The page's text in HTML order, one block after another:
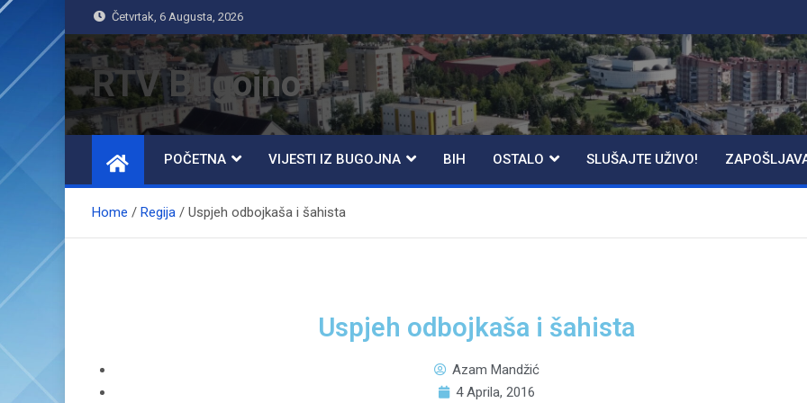
Četvrtak, 6 Augusta, 2026
RTV Bugojno
POČETNA VIJESTI IZ BUGOJNA BIH OSTALO SLUŠAJTE UŽIVO!
Home Regija Uspjeh odbojkaša i šahista
Uspjeh odbojkaša i šahista
Azam Mandžić
4 Aprila, 2016